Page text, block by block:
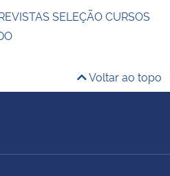
SELEÇÃO CURSOS
Voltar ao topo